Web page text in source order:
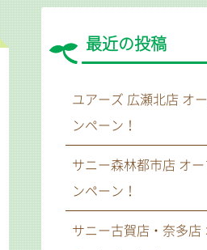
最近の投稿
ユアーズ 広瀬北店 オ
ンペーン！
サニー森林都市店 オ
ンペーン！
サニー古賀店・奈多店